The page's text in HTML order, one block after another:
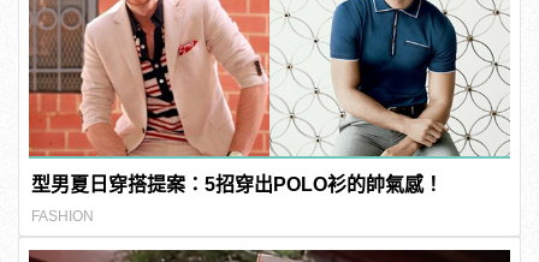
型男夏日穿搭提案：5招穿出POLO衫的帥氣感！
FASHION